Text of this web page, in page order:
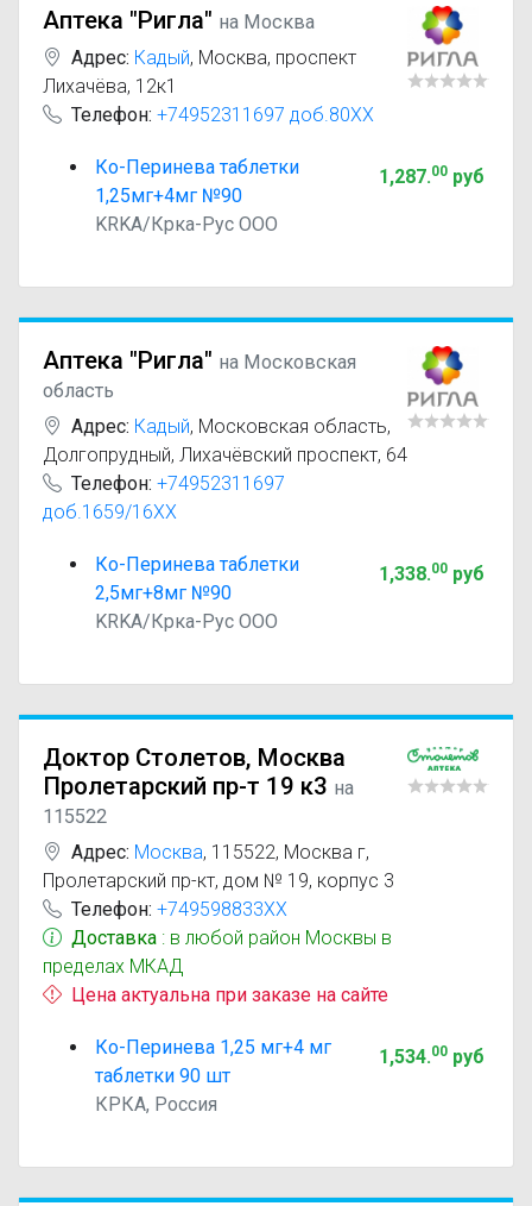
Аптека "Ригла" на Москва
Адрес: Кадый, Москва, проспект
Лихачёва, 12к1
Телефон: +74952311697 доб.80XX
Ко-Перинева таблетки
1,25мг+4мг №90
KRKA/Крка-Рус ООО
1,287.00руб
Аптека "Ригла" на Московская
область
Адрес: Кадый, Московская область,
Долгопрудный, Лихачёвский проспект, 64
Телефон: +74952311697
доб.1659/16XX
Ко-Перинева таблетки
2,5мг+8мг №90
KRKA/Крка-Рус ООО
1,338.00руб
Доктор Столетов, Москва
Пролетарский пр-т 19 к3 на
115522
Адрес: Москва, 115522, Москва г,
Пролетарский пр-кт, дом № 19, корпус 3
Телефон: +749598833XX
Доставка : в любой район Москвы в
пределах МКАД
Цена актуальна при заказе на сайте
Ко-Перинева 1,25 мг+4 мг
таблетки 90 шт
КРКА, Россия
1,534.00руб